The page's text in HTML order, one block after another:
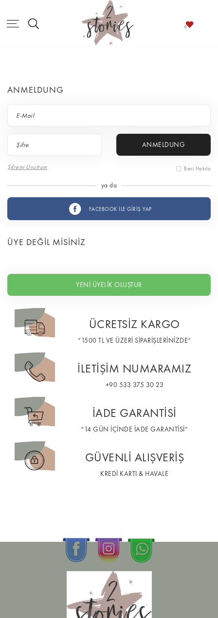
ANMELDUNG
ANMELDUNG
Şifremi Unuttum Beni Hatırla
ya da
FACEBOOK İLE GİRİŞ YAP
ÜYE DEĞİL MİSİNİZ
YENİ ÜYELİK OLUŞTUR
ÜCRETSİZ KARGO
“1500 TL VE ÜZERİ SİPARİŞLERİNİZDE”
İLETİŞİM NUMARAMIZ
+90 533 375 30 23
İADE GARANTİSİ
“14 GÜN İÇİNDE İADE GARANTİSİ”
GÜVENLİ ALIŞVERİŞ
KREDİ KARTI & HAVALE